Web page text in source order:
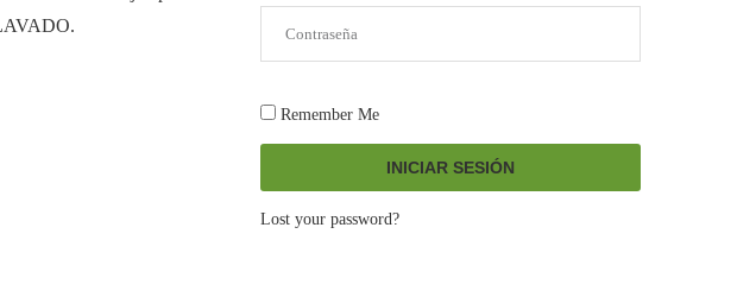
Remember Me
INICIAR SESIÓN
Lost your password?